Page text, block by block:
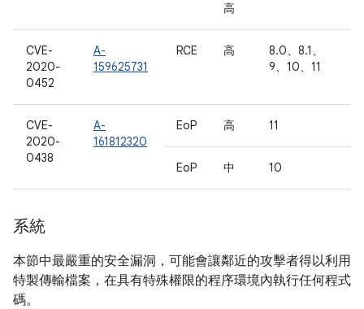
高
CVE-
2020-
0452
A-
159625731
RCE 高
8.0、8.1、
9、10、11
CVE-
2020-
0438
A-
161812320
EoP 高 11
EoP 中 10
系統
本節中最嚴重的安全漏洞，可能會讓鄰近的攻擊者得以利用
特製傳輸檔案，在具有特殊權限的程序環境內執行任何程式
碼。